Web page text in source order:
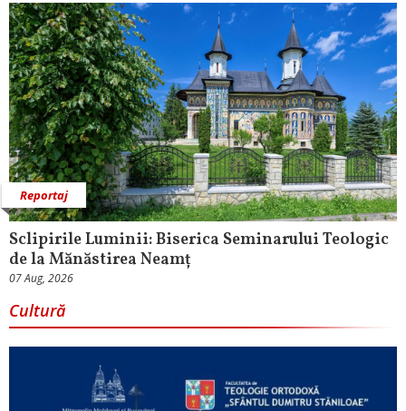
Reportaj
Sclipirile Luminii: Biserica Seminarului Teologic
de la Mănăstirea Neamț
07 Aug, 2026
Cultură